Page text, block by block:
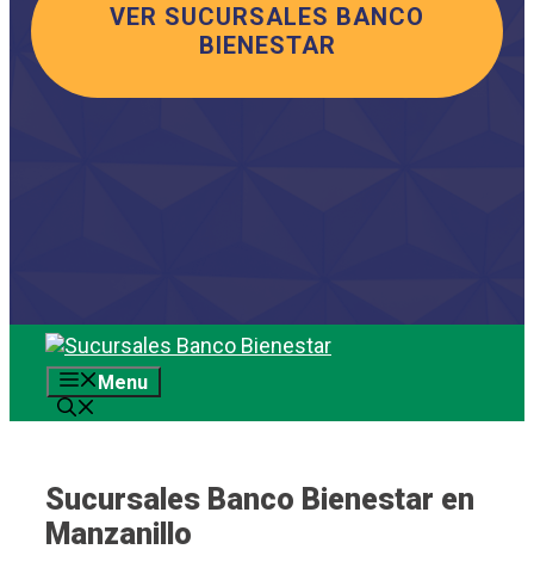
VER SUCURSALES BANCO
BIENESTAR
Saltar
contenidoMenu
Sucursales Banco Bienestar en
Manzanillo